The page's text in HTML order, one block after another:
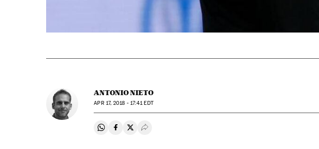
ANTONIO NIETO
APR17, 2018 - 17:41EDT
Compartir en Whatsapp
Compartir en Facebook
Compartir en Twitter
Desplegar Redes Sociales